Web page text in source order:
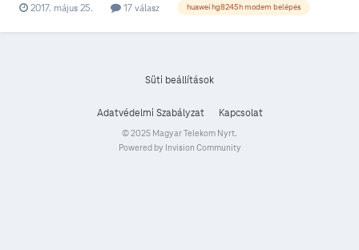
Balázs2017. május 25. 17 válasz huawei hg8245h modem belépés
Süti beállítások
Adatvédelmi Szabályzat Kapcsolat
© 2025 Magyar Telekom Nyrt.
Powered by Invision Community